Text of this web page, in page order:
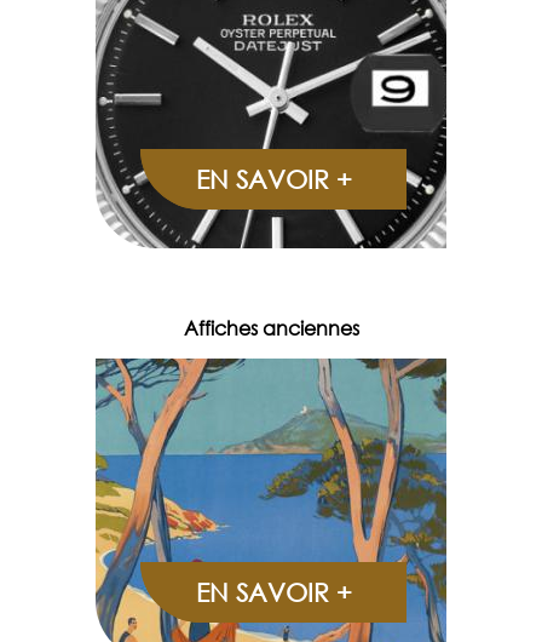
EN SAVOIR +
Affiches anciennes
EN SAVOIR +